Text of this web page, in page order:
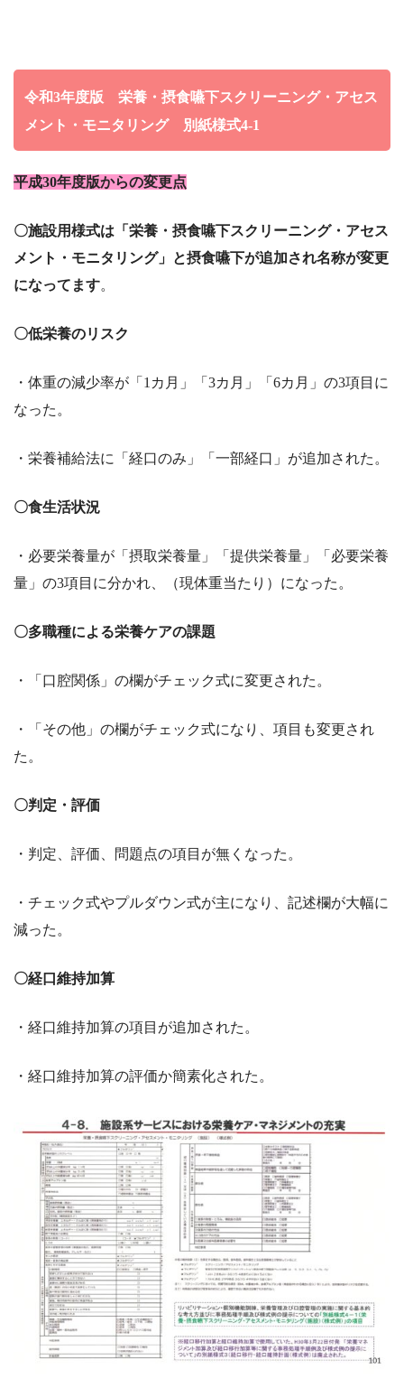
令和3年度版 栄養・摂食嚥下スクリーニング・アセス
メント・モニタリング 別紙様式4-1
平成30年度版からの変更点
〇施設用様式は「栄養・摂食嚥下スクリーニング・アセス
メント・モニタリング」と摂食嚥下が追加され名称が変更
になってます。
〇低栄養のリスク
・体重の減少率が「1カ月」「3カ月」「6カ月」の3項目に
なった。
・栄養補給法に「経口のみ」「一部経口」が追加された。
〇食生活状況
・必要栄養量が「摂取栄養量」「提供栄養量」「必要栄養
量」の3項目に分かれ、（現体重当たり）になった。
〇多職種による栄養ケアの課題
・「口腔関係」の欄がチェック式に変更された。
・「その他」の欄がチェック式になり、項目も変更され
た。
〇判定・評価
・判定、評価、問題点の項目が無くなった。
・チェック式やプルダウン式が主になり、記述欄が大幅に
減った。
〇経口維持加算
・経口維持加算の項目が追加された。
・経口維持加算の評価か簡素化された。